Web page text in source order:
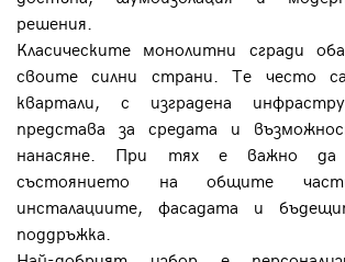
решения.
Класическите монолитни сгради
своите силни страни. Те често
квартали, с изградена
представа за средата и
нанасяне. При тях е важно да
състоянието на общите
инсталациите, фасадата и
поддръжка.